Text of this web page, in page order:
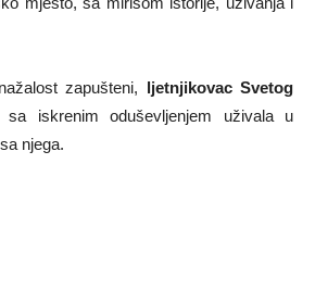
zapušteni, ljetnjikovac Svetog
iskrenim oduševljenjem uživala u
njega.